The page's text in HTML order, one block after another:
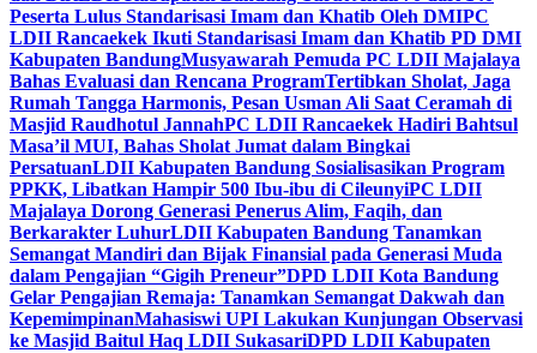
Peserta Lulus Standarisasi Imam dan Khatib Oleh DMIPC
LDII Rancaekek Ikuti Standarisasi Imam dan Khatib PD DMI
Kabupaten BandungMusyawarah Pemuda PC LDII Majalaya
Bahas Evaluasi dan Rencana ProgramTertibkan Sholat, Jaga
Rumah Tangga Harmonis, Pesan Usman Ali Saat Ceramah di
Masjid Raudhotul JannahPC LDII Rancaekek Hadiri Bahtsul
Masa’il MUI, Bahas Sholat Jumat dalam Bingkai
PersatuanLDII Kabupaten Bandung Sosialisasikan Program
PPKK, Libatkan Hampir 500 Ibu-ibu di CileunyiPC LDII
Majalaya Dorong Generasi Penerus Alim, Faqih, dan
Berkarakter LuhurLDII Kabupaten Bandung Tanamkan
Semangat Mandiri dan Bijak Finansial pada Generasi Muda
dalam Pengajian “Gigih Preneur”DPD LDII Kota Bandung
Gelar Pengajian Remaja: Tanamkan Semangat Dakwah dan
KepemimpinanMahasiswi UPI Lakukan Kunjungan Observasi
ke Masjid Baitul Haq LDII SukasariDPD LDII Kabupaten